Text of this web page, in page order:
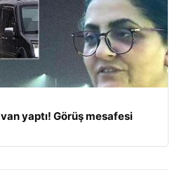
yaptı! Görüş mesafesi